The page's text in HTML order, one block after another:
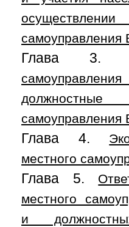
самоуправления
Глава 3.
самоуправления
Глава 4.
местного
Глава 5.
местного
и